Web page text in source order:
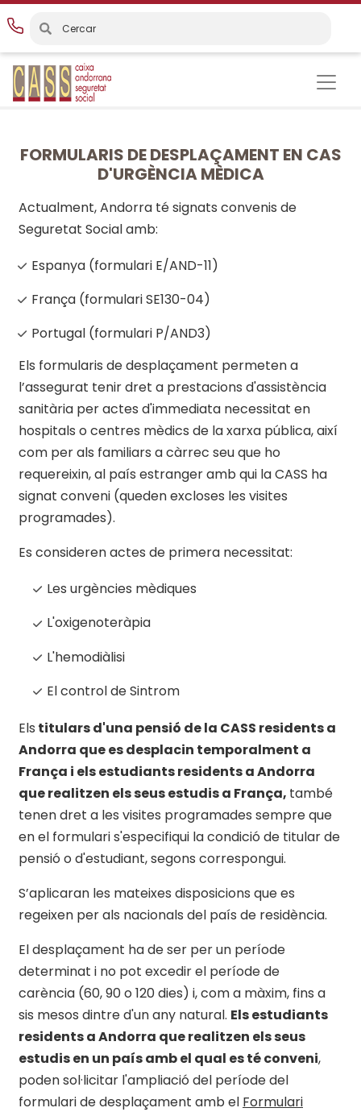
Vés
al
contingut
FORMULARIS DE DESPLAÇAMENT EN CAS
D'URGÈNCIA MÈDICA
Actualment, Andorra té signats convenis de
Seguretat Social amb:
Espanya (formulari E/AND-11)
França (formulari SE130-04)
Portugal (formulari P/AND3)
Els formularis de desplaçament permeten a
l’assegurat tenir dret a prestacions d'assistència
sanitària per actes d'immediata necessitat en
hospitals o centres mèdics de la xarxa pública, així
com per als familiars a càrrec seu que ho
requereixin, al país estranger amb qui la CASS ha
signat conveni (queden excloses les visites
programades).
Es consideren actes de primera necessitat:
Les urgències mèdiques
L'oxigenoteràpia
L'hemodiàlisi
El control de Sintrom
Els titulars d'una pensió de la CASS residents a
Andorra que es desplacin temporalment a
França i els estudiants residents a Andorra
que realitzen els seus estudis a França, també
tenen dret a les visites programades sempre que
en el formulari s'especifiqui la condició de titular de
pensió o d'estudiant, segons correspongui.
S’aplicaran les mateixes disposicions que es
regeixen per als nacionals del país de residència.
El desplaçament ha de ser per un període
determinat i no pot excedir el període de
carència (60, 90 o 120 dies) i, com a màxim, fins a
sis mesos dintre d'un any natural. Els estudiants
residents a Andorra que realitzen els seus
estudis en un país amb el qual es té conveni,
poden sol·licitar l'ampliació del període del
formulari de desplaçament amb el Formulari